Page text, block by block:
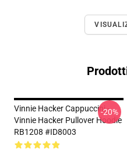
Vinnie Hacker Cappuccini -
Vinnie Hacker Pullover Hoodie
RB1208 #ID8003
-20%